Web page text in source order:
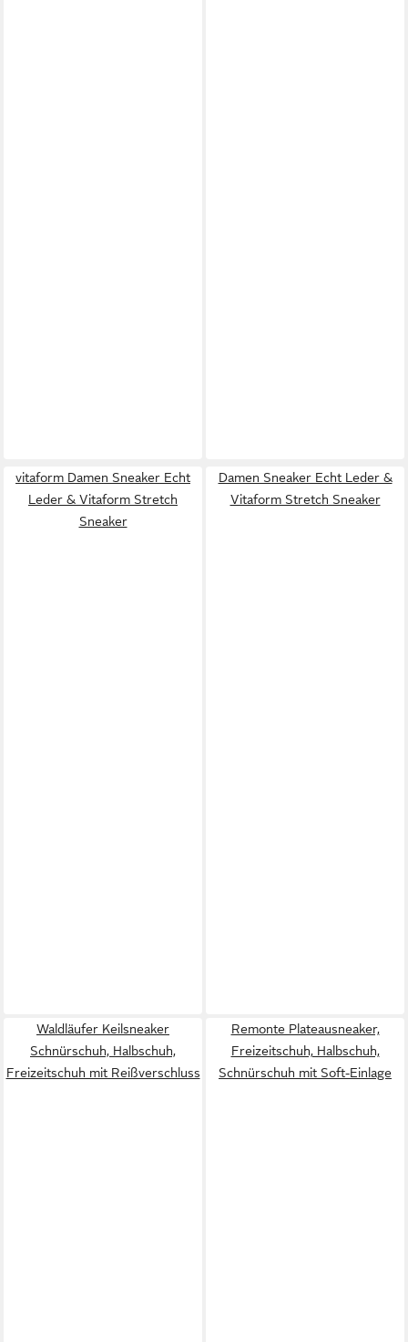
vitaform Damen Sneaker Echt
Leder & Vitaform Stretch
Sneaker
Damen Sneaker Echt Leder &
Vitaform Stretch Sneaker
Waldläufer Keilsneaker
Schnürschuh, Halbschuh,
Freizeitschuh mit Reißverschluss
Remonte Plateausneaker,
Freizeitschuh, Halbschuh,
Schnürschuh mit Soft-Einlage